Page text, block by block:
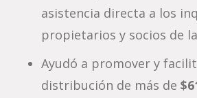
asistencia directa a los
propietarios y socios de
Ayudó a promover y
distribución de más de